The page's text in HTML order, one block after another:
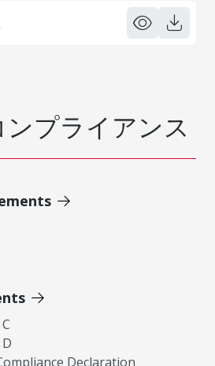
プライアンス
Declaration